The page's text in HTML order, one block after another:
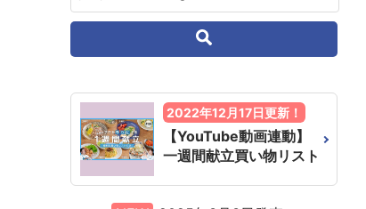
2022年12月17日更新！
【YouTube動画連動】
一週間献立買い物リスト